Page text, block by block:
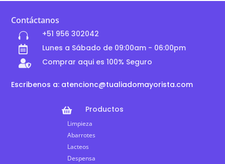
Contáctanos
 +51 956 302042
 Lunes a Sábado de 09:00am - 06:00pm
 Comprar aqui es 100% Seguro
Escribenos a: atencionc@tualiadomayorista.com
 Productos
Limpieza
Abarrotes
Lacteos
Despensa